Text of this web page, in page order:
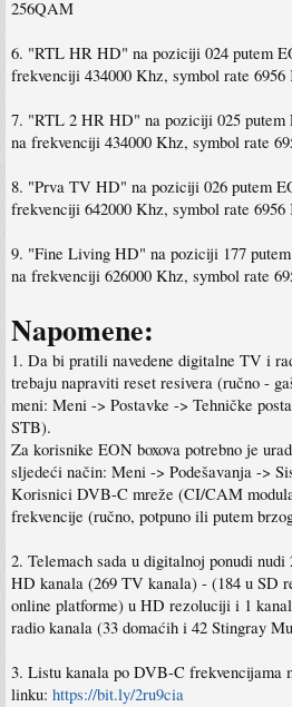
256QAM
6. "RTL HR HD" na poziciji 024 putem
frekvenciji 434000 Khz, symbol rate
7. "RTL 2 HR HD" na poziciji 025 putem
na frekvenciji 434000 Khz, symbol rate
8. "Prva TV HD" na poziciji 026 putem
frekvenciji 642000 Khz, symbol rate
9. "Fine Living HD" na poziciji 177
na frekvenciji 626000 Khz, symbol rate
Napomene:
1. Da bi pratili navedene digitalne TV i
trebaju napraviti reset resivera (ručno -
meni: Meni -> Postavke -> Tehničke
STB).
Za korisnike EON boxova potrebno je
sljedeći način: Meni -> Podešavanja ->
Korisnici DVB-C mreže (CI/CAM
frekvencije (ručno, potpuno ili putem
2. Telemach sada u digitalnoj ponudi
HD kanala (269 TV kanala) - (184 u SD
online platforme) u HD rezoluciji i 1
radio kanala (33 domaćih i 42 Stingray
3. Listu kanala po DVB-C frekvencijama
linku: https://bit.ly/2ru9cia